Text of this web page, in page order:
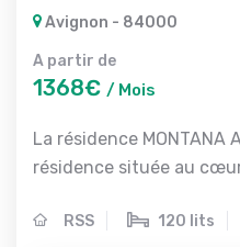
Avignon - 84000
A partir de
1368€ / Mois
La résidence MONTANA
résidence située au
RSS 120 lits